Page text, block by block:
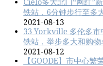
Cielo多大北门“网红”
铁站，6分钟步行至多
2021-08-13
33 Yorkville 多伦多市
铁站，举步多大和购物
2021-08-12
【GOODE】市中心